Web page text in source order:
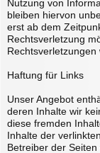
Nutzung von
bleiben hiervon
erst ab dem
Rechtsverletzung
Rechtsverletzungen
Haftung für Links
Unser Angebot
deren Inhalte wir
diese fremden
Inhalte der
Betreiber der